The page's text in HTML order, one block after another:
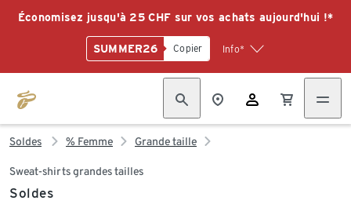
Économisez jusqu'à 25 CHF sur vos achats aujourd'hui !*
SUMMER26 Copier Info*
Soldes % Femme Grande taille
Sweat-shirts grandes tailles
Soldes